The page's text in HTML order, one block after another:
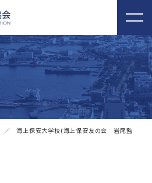
ABOUT MORE
実施事業
MORE
／ 海上保安大学校(海上保安友の会 岩尾監